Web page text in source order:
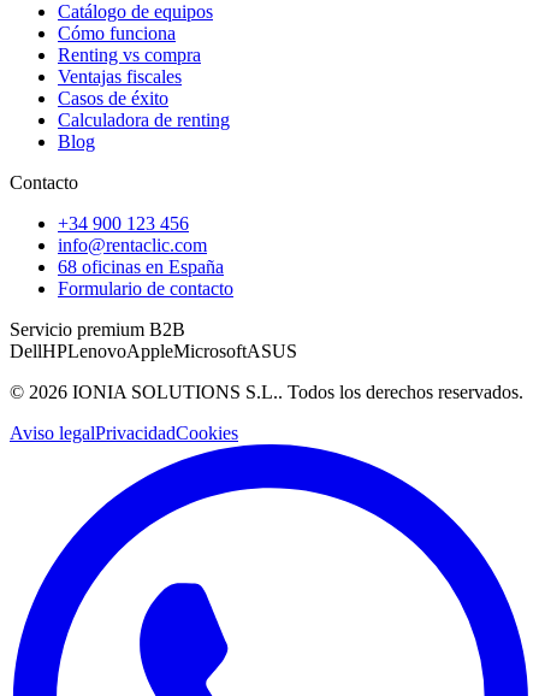
Catálogo de equipos
Cómo funciona
Renting vs compra
Ventajas fiscales
Casos de éxito
Calculadora de renting
Blog
Contacto
+34 900 123 456
info@rentaclic.com
68 oficinas en España
Formulario de contacto
Servicio premium B2B
DellHPLenovoAppleMicrosoftASUS
© 2026 IONIA SOLUTIONS S.L.. Todos los derechos reservados.
Aviso legalPrivacidadCookies